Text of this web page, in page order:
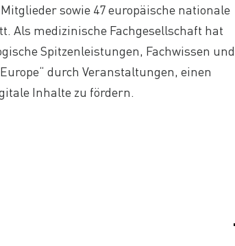
sowie 47 europäische nationale
Als medizinische Fachgesellschaft hat
Spitzenleistungen, Fachwissen und
durch Veranstaltungen, einen
Inhalte zu fördern.